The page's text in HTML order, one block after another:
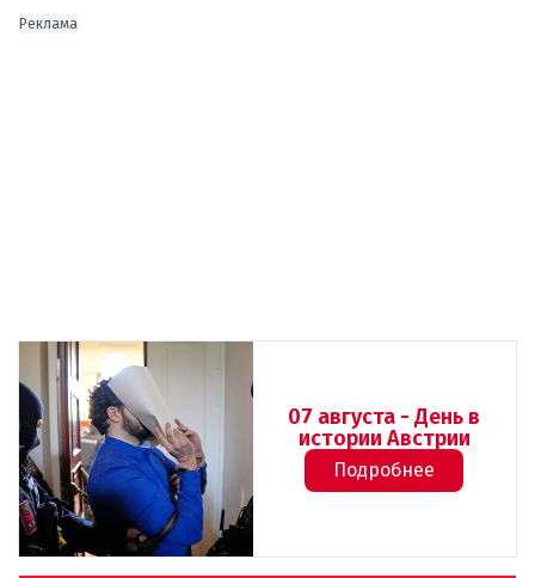
Реклама
07 августа - День в
истории Австрии
Подробнее